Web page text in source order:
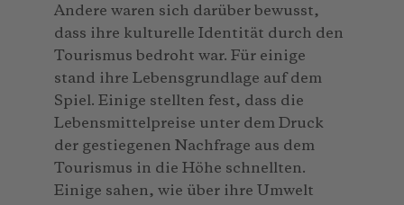
Andere waren sich darüber bewusst,
dass ihre kulturelle Identität durch den
Tourismus bedroht war. Für einige
stand ihre Lebensgrundlage auf dem
Spiel. Einige stellten fest, dass die
Lebensmittelpreise unter dem Druck
der gestiegenen Nachfrage aus dem
Tourismus in die Höhe schnellten.
Einige sahen, wie über ihre Umwelt